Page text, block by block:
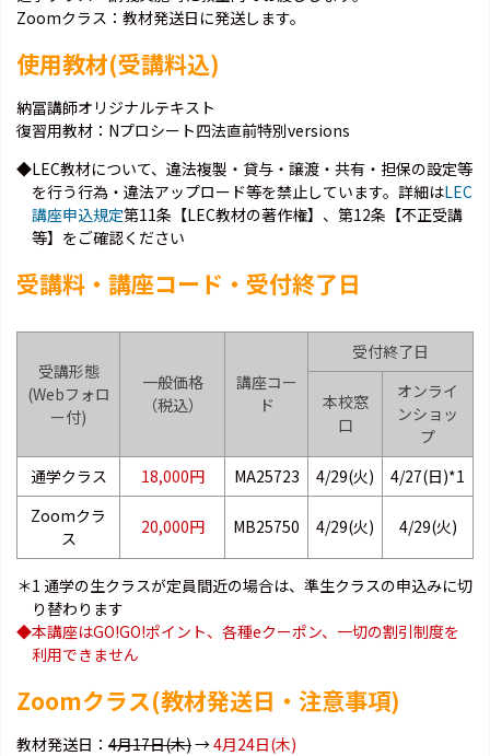
Zoomクラス：教材発送日に発送します。
使用教材(受講料込)
納冨講師オリジナルテキスト
復習用教材：Nプロシート四法直前特別versions
◆LEC教材について、違法複製・貸与・譲渡・共有・担保の設定等
を行う行為・違法アップロード等を禁止しています。詳細はLEC
講座申込規定第11条【LEC教材の著作権】、第12条【不正受講
等】をご確認ください
受講料・講座コード・受付終了日
受講形態
(Webフォロ
ー付)
一般価格
（税込）
講座コー
ド
受付終了日
本校窓
口
オンライ
ンショッ
プ
通学クラス
18,000円 MA25723 4/29(火)
4/27(日)*1
Zoomクラ
ス
20,000円 MB25750 4/29(火) 4/29(火)
＊1 通学の生クラスが定員間近の場合は、準生クラスの申込みに切
り替わります
◆本講座はGO!GO!ポイント、各種eクーポン、一切の割引制度を
利用できません
Zoomクラス(教材発送日・注意事項)
教材発送日： 4月17日(木)→4月24日(木)